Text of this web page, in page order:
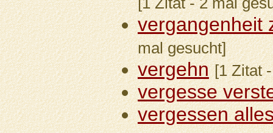
vergangenheit
mal gesucht]
vergehn [1 Zitat
vergesse
vergessen